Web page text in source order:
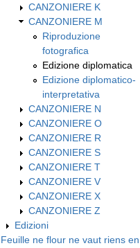
CANZONIERE K
CANZONIERE M
Riproduzione
fotografica
Edizione diplomatica
Edizione diplomatico-
interpretativa
CANZONIERE N
CANZONIERE O
CANZONIERE R
CANZONIERE S
CANZONIERE T
CANZONIERE V
CANZONIERE X
CANZONIERE Z
Edizioni
Feuille ne flour ne vaut riens en